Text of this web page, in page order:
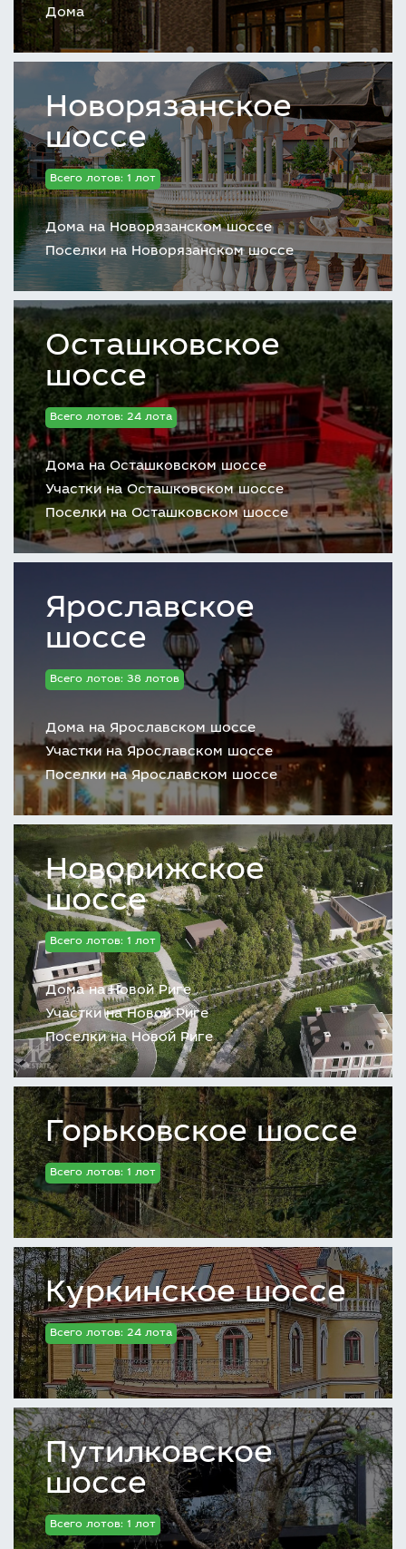
Дома
Новорязанское
шоссе
Всего лотов: 1 лот
Дома на Новорязанском шоссе
Поселки на Новорязанском шоссе
Осташковское
шоссе
Всего лотов: 24 лота
Дома на Осташковском шоссе
Участки на Осташковском шоссе
Поселки на Осташковском шоссе
Ярославское
шоссе
Всего лотов: 38 лотов
Дома на Ярославском шоссе
Участки на Ярославском шоссе
Поселки на Ярославском шоссе
Новорижское
шоссе
Всего лотов: 1 лот
Дома на Новой Риге
Участки на Новой Риге
Поселки на Новой Риге
Горьковское шоссе
Всего лотов: 1 лот
Куркинское шоссе
Всего лотов: 24 лота
Путилковское
шоссе
Всего лотов: 1 лот